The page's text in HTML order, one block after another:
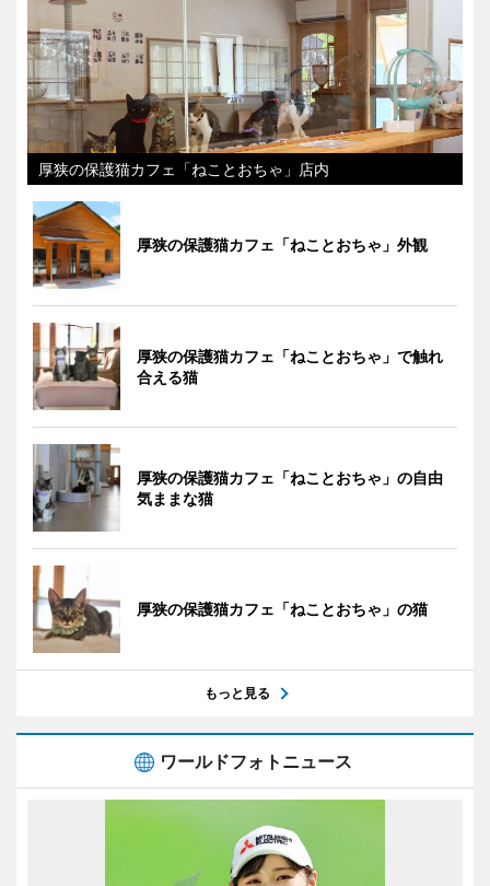
厚狭の保護猫カフェ「ねことおちゃ」店内
厚狭の保護猫カフェ「ねことおちゃ」外観
厚狭の保護猫カフェ「ねことおちゃ」で触れ
合える猫
厚狭の保護猫カフェ「ねことおちゃ」の自由
気ままな猫
厚狭の保護猫カフェ「ねことおちゃ」の猫
もっと見る
ワールドフォトニュース